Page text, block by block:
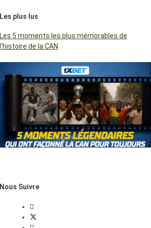
Les plus lus
Les 5 moments les plus mémorables de
l’histoire de la CAN
Nous Suivre